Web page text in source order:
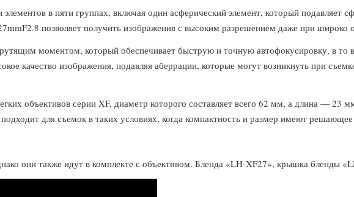
в пяти группах, включая один асферический элемент, который подавляет
позволяет получить изображения с высоким разрешением даже при широко
моментом, который обеспечивает быструю и точную автофокусировку, в то
качество изображения, подавляя аберрации, которые могут возникнуть при
объективов серии XF, диаметр которого составляет всего 62 мм, а длина — 23
для съемок в таких условиях, когда компактность и размер имеют решающее
они также идут в комплекте с объективом. Бленда «LH-XF27», крышка бленды